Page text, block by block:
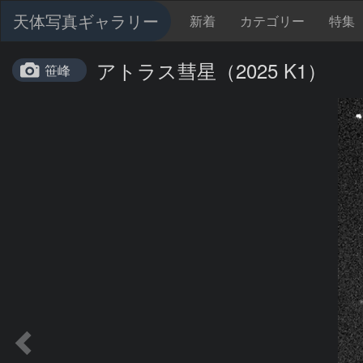
天体写真ギャラリー 新着 カテゴリー 特集
笹峰 アトラス彗星（2025 K1）